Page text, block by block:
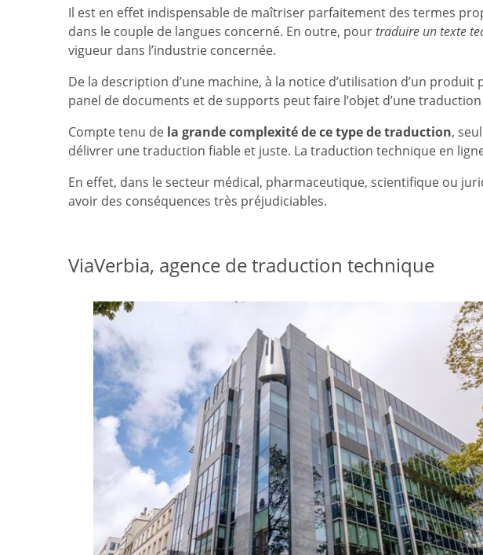
Il est en effet indispensable de maîtriser parfaitement des termes
dans le couple de langues concerné. En outre, pourtraduire un texte
vigueur dans l’industrie concernée.
De la description d’une machine, à la notice d’utilisation d’un
panel de documents et de supports peut faire l’objet d’une
Compte tenu de la grande complexité de ce type de traduction,
délivrer une traduction fiable et juste. La traduction technique en
En effet, dans le secteur médical, pharmaceutique, scientifique ou
avoir des conséquences très préjudiciables.
ViaVerbia, agence de traduction technique